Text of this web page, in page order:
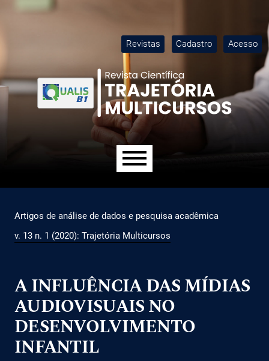
Ir para o menu de navegação principal
Ir para o conteúdo principal
Ir para o rodapé
Revistas Cadastro Acesso
Artigos de análise de dados e pesquisa acadêmica
v. 13 n. 1 (2020): Trajetória Multicursos
A INFLUÊNCIA DAS MÍDIAS
AUDIOVISUAIS NO
DESENVOLVIMENTO
INFANTIL